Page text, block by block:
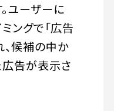
ユーザーに
ングで「広告
、候補の中か
告が表示さ